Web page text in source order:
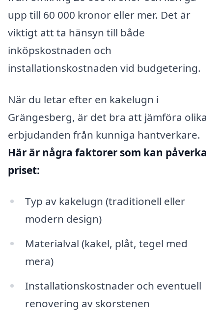
upp till 60 000 kronor eller mer. Det är
viktigt att ta hänsyn till både
inköpskostnaden och
installationskostnaden vid budgetering.
När du letar efter en kakelugn i
Grängesberg, är det bra att jämföra olika
erbjudanden från kunniga hantverkare.
Här är några faktorer som kan påverka
priset:
Typ av kakelugn (traditionell eller
modern design)
Materialval (kakel, plåt, tegel med
mera)
Installationskostnader och eventuell
renovering av skorstenen